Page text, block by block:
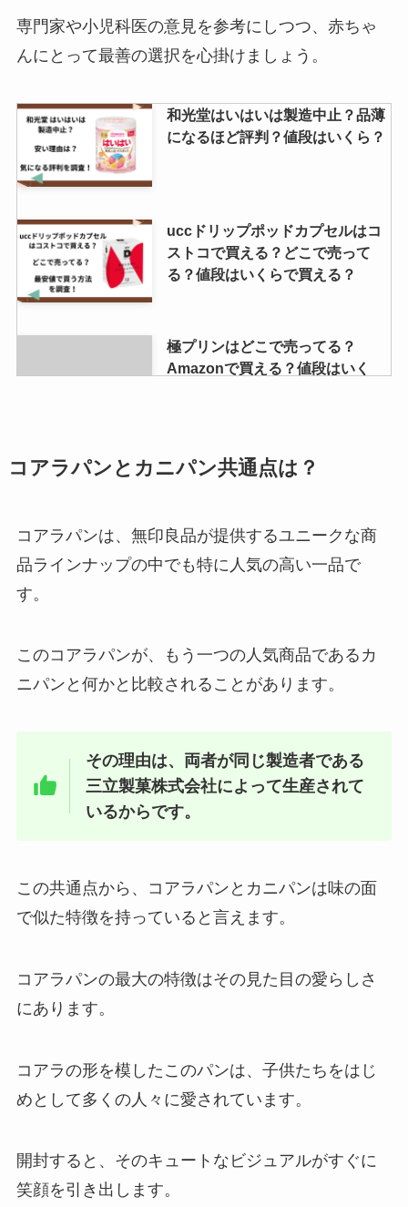
専門家や小児科医の意見を参考にしつつ、赤ちゃ
んにとって最善の選択を心掛けましょう。
和光堂はいはいは製造中止？品薄
になるほど評判？値段はいくら？
uccドリップポッドカプセルはコ
ストコで買える？どこで売って
る？値段はいくらで買える？
極プリンはどこで売ってる？
Amazonで買える？値段はいく
イトメン チャンポンめんの販売地
域はどこ？関東で売ってる？大阪
gearガムはどこで売ってる？コン
イイダコは業務スーパーで買え
因島はっさくゼリーはどこで売っ
バイスサワーは業務スーパーで売
ーで売ってる？カルディで手に入
る？どこが安いのか調査！
オレオ販売中止の噂はなぜ？ノア
コアラパンとカニパン共通点は？
コアラパンは、無印良品が提供するユニークな商
品ラインナップの中でも特に人気の高い一品で
す。
このコアラパンが、もう一つの人気商品であるカ
ニパンと何かと比較されることがあります。
その理由は、両者が同じ製造者である
三立製菓株式会社によって生産されて
いるからです。
この共通点から、コアラパンとカニパンは味の面
で似た特徴を持っていると言えます。
コアラパンの最大の特徴はその見た目の愛らしさ
にあります。
コアラの形を模したこのパンは、子供たちをはじ
めとして多くの人々に愛されています。
開封すると、そのキュートなビジュアルがすぐに
笑顔を引き出します。